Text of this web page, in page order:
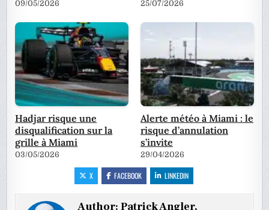
09/05/2026 25/07/2026
Hadjar risque une
disqualification sur la
grille à Miami
03/05/2026
Alerte météo à Miami : le
risque d’annulation
s’invite
29/04/2026
X FACEBOOK LINKEDIN
Author:Patrick Angler,